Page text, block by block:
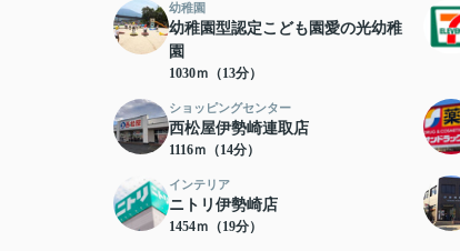
幼稚園
幼稚園型認定こども園愛の光幼稚
園
1030ｍ（13分）
ショッピングセンター
西松屋伊勢崎連取店
1116ｍ（14分）
インテリア
ニトリ伊勢崎店
1454ｍ（19分）